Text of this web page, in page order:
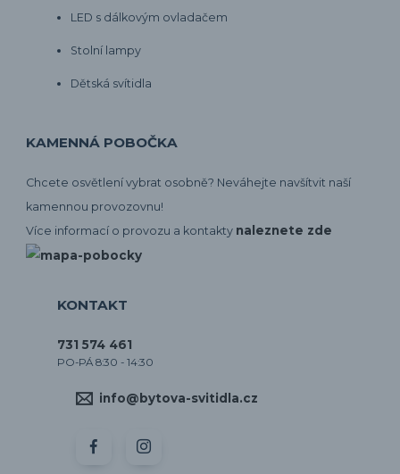
LED s dálkovým ovladačem
Stolní lampy
Dětská svítidla
KAMENNÁ POBOČKA
Chcete osvětlení vybrat osobně? Neváhejte navšítvit naší
kamennou provozovnu!
Více informací o provozu a kontakty naleznete zde
KONTAKT
731 574 461
PO-PÁ 8:30 - 14:30
info@bytova-svitidla.cz